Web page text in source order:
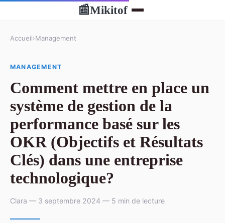
📰Mikitof
Accueil›Management
MANAGEMENT
Comment mettre en place un
système de gestion de la
performance basé sur les
OKR (Objectifs et Résultats
Clés) dans une entreprise
technologique?
Clara — 3 septembre 2024 — 5 min de lecture